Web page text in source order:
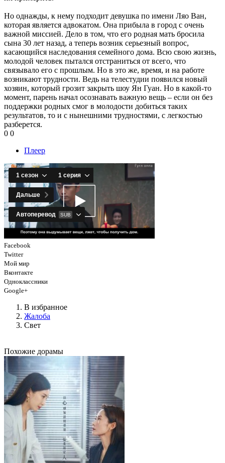
Но однажды, к нему подходит девушка по имени Ляо Ван,
которая является адвокатом. Она прибыла в город с очень
важной миссией. Дело в том, что его родная мать бросила
сына 30 лет назад, а теперь возник серьезный вопрос,
касающийся наследования семейного дома. Всю свою жизнь,
молодой человек пытался отстраниться от всего, что
связывало его с прошлым. Но в это же, время, и на работе
возникают трудности. Ведь на телестудии появился новый
хозяин, который грозит закрыть шоу Ян Гуан. Но в какой-то
момент, парень начал осознавать важную вещь – если он без
поддержки родных смог в молодости добиться таких
результатов, то и с нынешними трудностями, с легкостью
разберется.
0 0
Плеер
Facebook
Twitter
Мой мир
Вконтакте
Одноклассники
Google+
В избранное
Жалоба
Свет
Похожие дорамы